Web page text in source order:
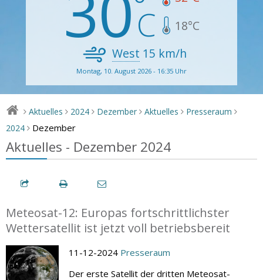
18°C
West 15 km/h
Montag, 10. August 2026 - 16:35 Uhr
> Aktuelles > 2024 > Dezember > Aktuelles > Presseraum >
2024 > Dezember
Aktuelles - Dezember 2024
Meteosat-12: Europas fortschrittlichster
Wettersatellit ist jetzt voll betriebsbereit
11-12-2024 Presseraum
Der erste Satellit der dritten Meteosat-